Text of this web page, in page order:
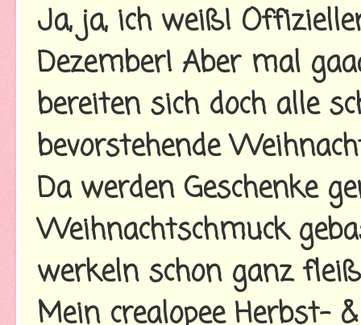
Ja, ja, ich weiß!
Dezember! Aber mal
bereiten sich doch alle
bevorstehende
Da werden Geschenke
Weihnachtschmuck
werkeln schon ganz
Mein crealopee Herbst-